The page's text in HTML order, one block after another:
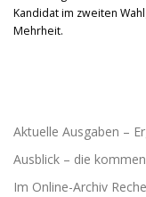
Kandidat im zweiten
Mehrheit.
Aktuelle Ausgaben –
Ausblick – die
Im Online-Archiv